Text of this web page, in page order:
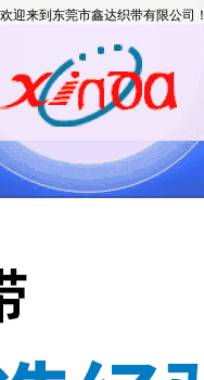
欢迎来到东莞市鑫达织带有限公司！